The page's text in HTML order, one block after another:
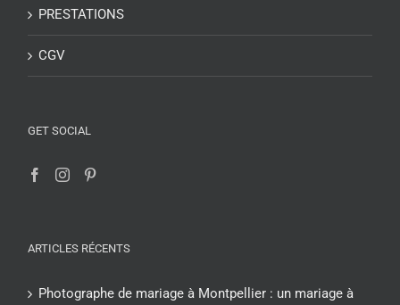
PRESTATIONS
CGV
GET SOCIAL
ARTICLES RÉCENTS
Photographe de mariage à Montpellier : un mariage à